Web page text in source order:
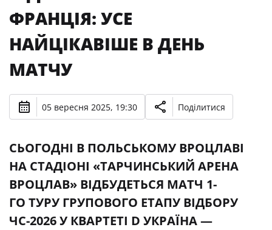
ФРАНЦІЯ: УСЕ
НАЙЦІКАВІШЕ В ДЕНЬ
МАТЧУ
05 вересня 2025, 19:30 Поділитися
СЬОГОДНІ В ПОЛЬСЬКОМУ ВРОЦЛАВІ
НА СТАДІОНІ «ТАРЧИНСЬКИЙ АРЕНА
ВРОЦЛАВ» ВІДБУДЕТЬСЯ МАТЧ 1-
ГО ТУРУ ГРУПОВОГО ЕТАПУ ВІДБОРУ
ЧС-2026 У КВАРТЕТІ D УКРАЇНА —